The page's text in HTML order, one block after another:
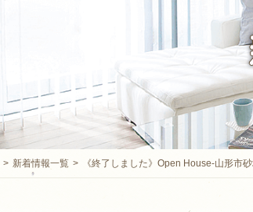
新着情報一覧 《終了しました》Open House-山形市